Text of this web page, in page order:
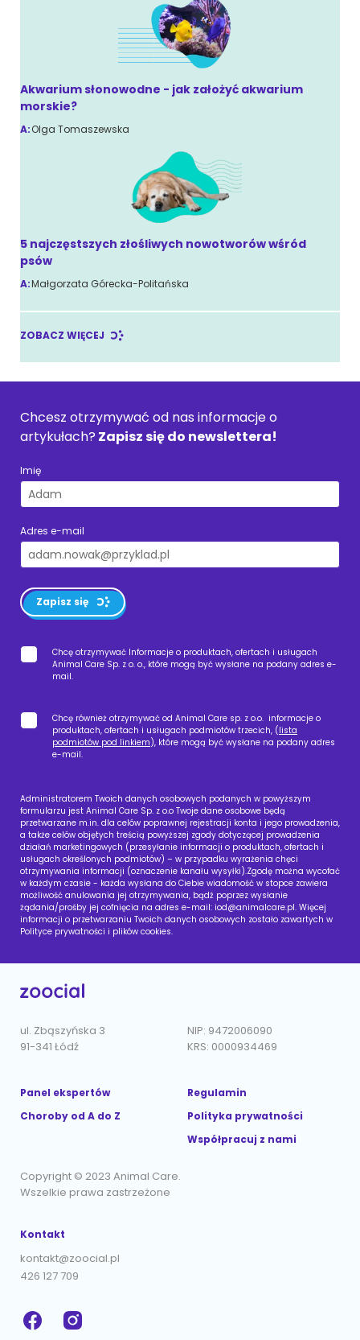
Akwarium słonowodne - jak założyć akwarium
morskie?
A:Olga Tomaszewska
5 najczęstszych złośliwych nowotworów wśród
psów
A:Małgorzata Górecka-Politańska
ZOBACZ WIĘCEJ
Chcesz otrzymywać od nas informacje o
artykułach? Zapisz się do newslettera!
Imię
Adres e-mail
Zapisz się
Chcę otrzymywać Informacje o produktach, ofertach i usługach
Animal Care Sp. z o. o., które mogą być wysłane na podany adres e-
mail.
Chcę również otrzymywać od Animal Care sp. z o.o. informacje o
produktach, ofertach i usługach podmiotów trzecich, (lista
podmiotów pod linkiem), które mogą być wysłane na podany adres
e-mail.
Administratorem Twoich danych osobowych podanych w powyższym
formularzu jest Animal Care Sp. z o.o Twoje dane osobowe będą
przetwarzane m.in. dla celów poprawnej rejestracji konta i jego prowadzenia,
a także celów objętych treścią powyższej zgody dotyczącej prowadzenia
działań marketingowych (przesyłanie informacji o produktach, ofertach i
usługach określonych podmiotów) – w przypadku wyrażenia chęci
otrzymywania informacji (oznaczenie kanału wysyłki).Zgodę można wycofać
w każdym czasie - każda wysłana do Ciebie wiadomość w stopce zawiera
możliwość anulowania jej otrzymywania, bądź poprzez wysłanie
żądania/prośby jej cofnięcia na adres e-mail: iod@animalcare.pl. Więcej
informacji o przetwarzaniu Twoich danych osobowych zostało zawartych w
Polityce prywatności i plików cookies.
ul. Zbąszyńska 3
91-341 Łódź
NIP: 9472006090
KRS: 0000934469
Panel ekspertów
Choroby od A do Z
Regulamin
Polityka prywatności
Współpracuj z nami
Copyright © 2023 Animal Care.
Wszelkie prawa zastrzeżone
Kontakt
kontakt@zoocial.pl
426 127 709